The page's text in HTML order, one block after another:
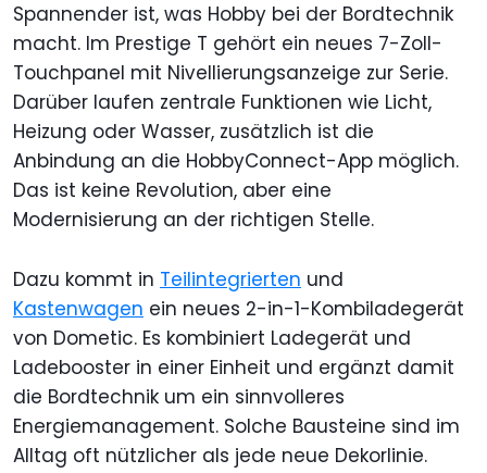
Spannender ist, was Hobby bei der Bordtechnik
macht. Im Prestige T gehört ein neues 7-Zoll-
Touchpanel mit Nivellierungsanzeige zur Serie.
Darüber laufen zentrale Funktionen wie Licht,
Heizung oder Wasser, zusätzlich ist die
Anbindung an die HobbyConnect-App möglich.
Das ist keine Revolution, aber eine
Modernisierung an der richtigen Stelle.
Dazu kommt in Teilintegrierten und
Kastenwagen ein neues 2-in-1-Kombiladegerät
von Dometic. Es kombiniert Ladegerät und
Ladebooster in einer Einheit und ergänzt damit
die Bordtechnik um ein sinnvolleres
Energiemanagement. Solche Bausteine sind im
Alltag oft nützlicher als jede neue Dekorlinie.